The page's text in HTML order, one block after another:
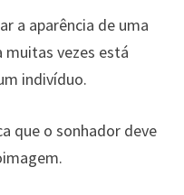
a aparência de uma
muitas vezes está
indivíduo.
que o sonhador deve